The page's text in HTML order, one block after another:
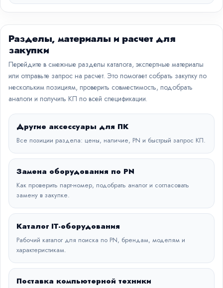
Разделы, материалы и расчет для
закупки
Перейдите в смежные разделы каталога, экспертные материалы
или отправьте запрос на расчет. Это помогает собрать закупку по
нескольким позициям, проверить совместимость, подобрать
аналоги и получить КП по всей спецификации.
Другие аксессуары для ПК
Все позиции раздела: цены, наличие, PN и быстрый запрос КП.
Замена оборудования по PN
Как проверить парт-номер, подобрать аналог и согласовать
замену в закупке.
Каталог IT-оборудования
Рабочий каталог для поиска по PN, брендам, моделям и
характеристикам.
Поставка компьютерной техники